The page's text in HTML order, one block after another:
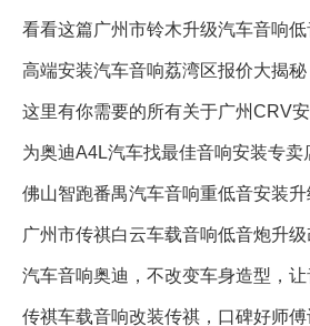
看看这篇广州市铃木升级汽车音响
高端安装汽车音响荔湾区报价大揭
这里有你需要的所有关于广州CRV
为奥迪A4L汽车找最佳音响安装专卖
佛山智跑番禺汽车音响重低音安装
广州市传祺白云车载音响低音炮升
汽车音响奥迪，不改变车身造型，让
传祺车载音响改装传祺，口碑好师